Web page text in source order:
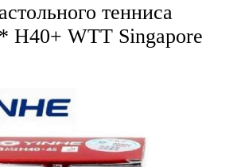
тенниса
WTT Singapore